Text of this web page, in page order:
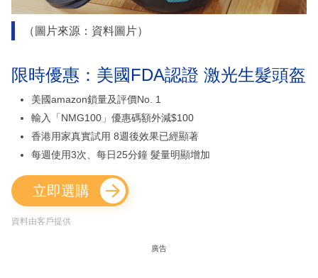
（圖片來源：資料圖片）
限時優惠：美國FDA認證 激光生髮頭盔
美國amazon鎖量及評價No. 1
輸入「NMG100」優惠碼額外減$100
香港用家真實試用 8週後效果已經顯著
每週使用3次、每日25分鐘 髮量明顯增加
立即選購
資料由客戶提供
廣告